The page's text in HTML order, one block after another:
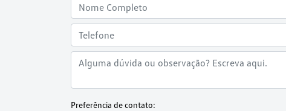
Preferência de contato: